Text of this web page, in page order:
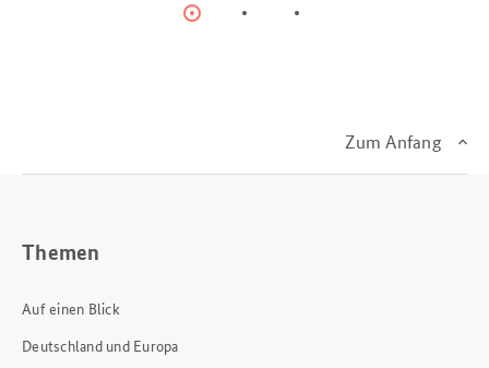
Zum Anfang
Themen
Auf einen Blick
Deutschland und Europa